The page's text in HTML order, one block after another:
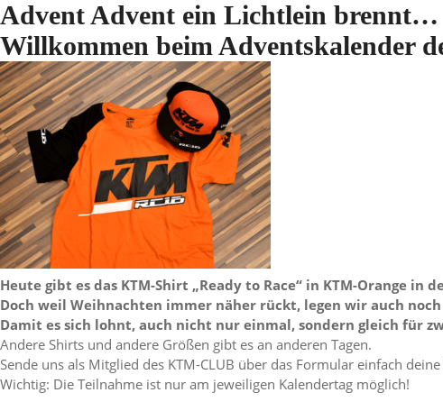
Advent Advent ein Lichtlein brennt…
Willkommen beim Adventskalender
Heute gibt es das KTM-Shirt „Ready to Race“ in KTM-Orange in
Doch weil Weihnachten immer näher rückt, legen wir auch noch
Damit es sich lohnt, auch nicht nur einmal, sondern gleich für
Andere Shirts und andere Größen gibt es an anderen Tagen.
Sende uns als Mitglied des KTM-CLUB über das Formular einfach
Wichtig: Die Teilnahme ist nur am jeweiligen Kalendertag möglich!